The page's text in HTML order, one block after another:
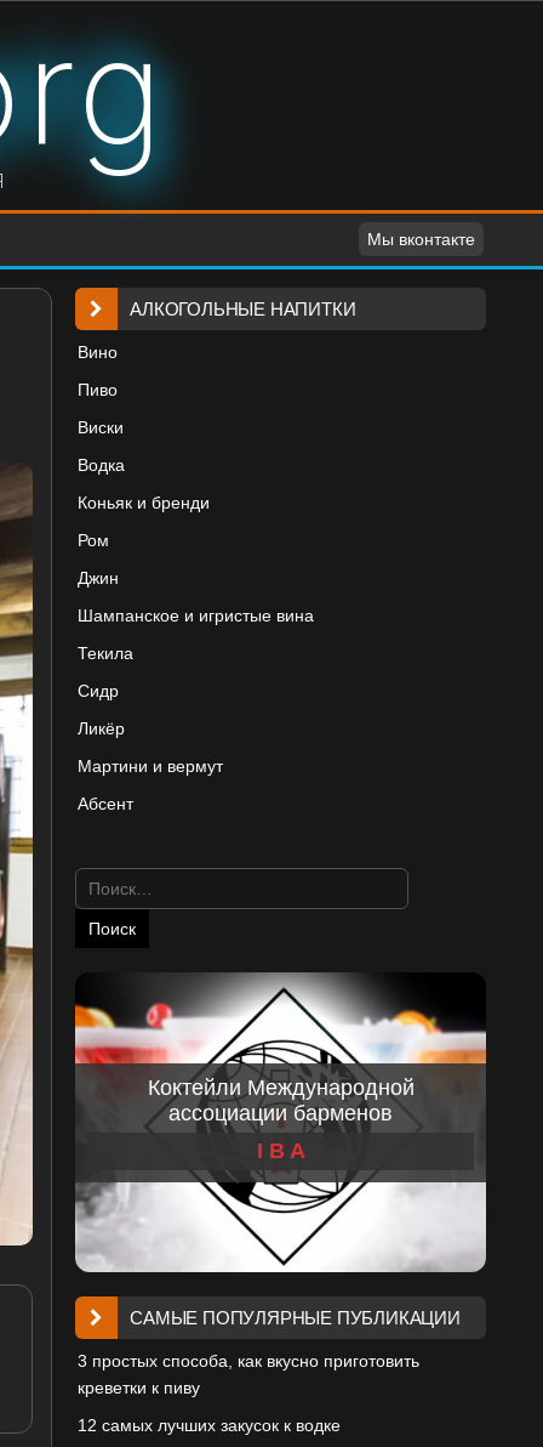
Мы вконтакте
АЛКОГОЛЬНЫЕ НАПИТКИ
Вино
Пиво
Виски
Водка
Коньяк и бренди
Ром
Джин
Шампанское и игристые вина
Текила
Сидр
Ликёр
Мартини и вермут
Абсент
Найти:
Коктейли Международной
ассоциации барменов
I B A
САМЫЕ ПОПУЛЯРНЫЕ ПУБЛИКАЦИИ
3 простых способа, как вкусно приготовить
креветки к пиву
12 самых лучших закусок к водке